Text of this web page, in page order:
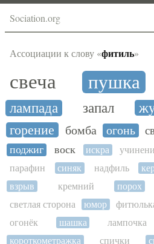
Sociation.org
Ассоциации к слову «фитиль»
свеча пушка
лампада запал
горение бомба огонь
поджиг
воск искра
парафин
синяк надфиль
взрыв
кремний порох
светлая сторона
юмор
огонёк
шашка лампочка
короткометражка
спички